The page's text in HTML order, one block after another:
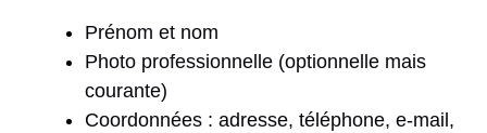
Prénom et nom
Photo professionnelle (optionnelle mais
courante)
Coordonnées : adresse, téléphone, e-mail,